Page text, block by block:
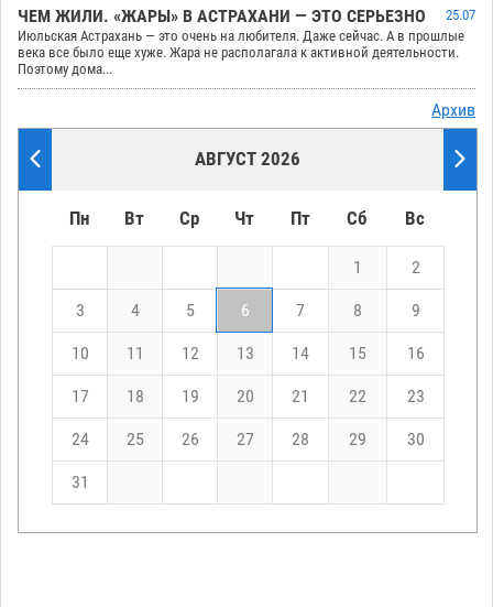
ЧЕМ ЖИЛИ. «ЖАРЫ» В АСТРАХАНИ — ЭТО СЕРЬЕЗНО
25.07
Июльская Астрахань — это очень на любителя. Даже сейчас. А в прошлые
века все было еще хуже. Жара не располагала к активной деятельности.
Поэтому дома...
Архив
АВГУСТ 2026
Пн Вт Ср Чт Пт Сб Вс
1 2
3 4 5 6 7 8 9
10 11 12 13 14 15 16
17 18 19 20 21 22 23
24 25 26 27 28 29 30
31